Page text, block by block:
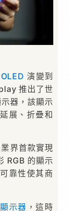
OLED 演變到
推出了世
器，該顯示
展、折疊和
界首款實現
RGB 的顯示
靠性使其商
顯示器 ，這時